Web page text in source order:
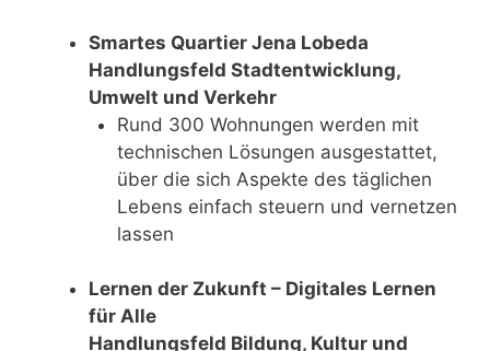
Smartes Quartier Jena Lobeda
Handlungsfeld Stadtentwicklung,
Umwelt und Verkehr
Rund 300 Wohnungen werden mit
technischen Lösungen ausgestattet,
über die sich Aspekte des täglichen
Lebens einfach steuern und vernetzen
lassen
Lernen der Zukunft – Digitales Lernen
für Alle
Handlungsfeld Bildung, Kultur und